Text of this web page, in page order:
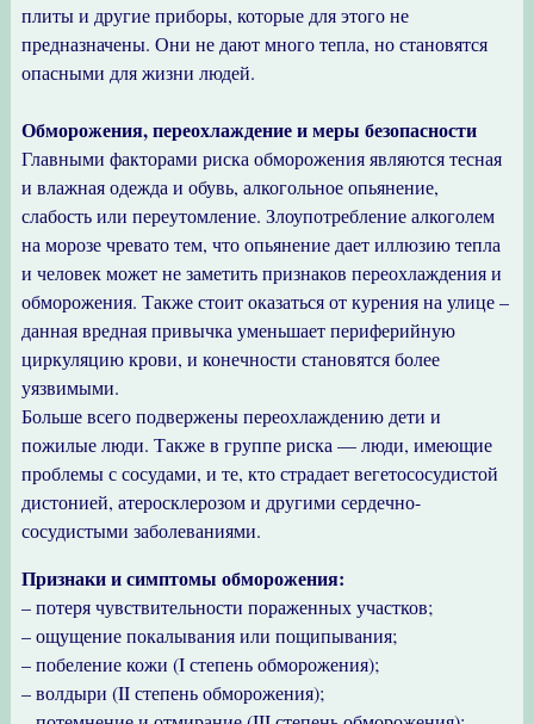
плиты и другие приборы, которые для этого не
предназначены. Они не дают много тепла, но становятся
опасными для жизни людей.
Обморожения, переохлаждение и меры безопасности
Главными факторами риска обморожения являются тесная
и влажная одежда и обувь, алкогольное опьянение,
слабость или переутомление. Злоупотребление алкоголем
на морозе чревато тем, что опьянение дает иллюзию тепла
и человек может не заметить признаков переохлаждения и
обморожения. Также стоит оказаться от курения на улице –
данная вредная привычка уменьшает периферийную
циркуляцию крови, и конечности становятся более
уязвимыми.
Больше всего подвержены переохлаждению дети и
пожилые люди. Также в группе риска — люди, имеющие
проблемы с сосудами, и те, кто страдает вегетососудистой
дистонией, атеросклерозом и другими сердечно-
сосудистыми заболеваниями.
Признаки и симптомы обморожения:
– потеря чувствительности пораженных участков;
– ощущение покалывания или пощипывания;
– побеление кожи (I степень обморожения);
– волдыри (II степень обморожения);